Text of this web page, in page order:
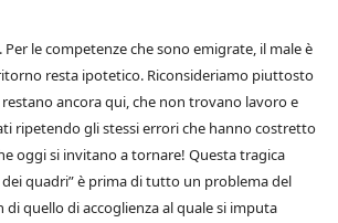
le competenze che sono emigrate, il male è
resta ipotetico. Riconsideriamo piuttosto
ancora qui, che non trovano lavoro e
ripetendo gli stessi errori che hanno costretto
oggi si invitano a tornare! Questa tragica
quadri” è prima di tutto un problema del
di quello di accoglienza al quale si imputa